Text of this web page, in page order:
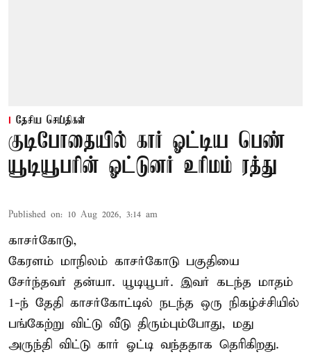
தேசிய செய்திகள்
குடிபோதையில் கார் ஓட்டிய பெண்
யூடியூபரின் ஓட்டுனர் உரிமம் ரத்து
Published on: 10 Aug 2026, 3:14 am
காசர்கோடு,
கேரளம் மாநிலம் காசர்கோடு பகுதியை
சேர்ந்தவர் தன்யா. யூடியூபர். இவர் கடந்த மாதம்
1-ந் தேதி காசர்கோட்டில் நடந்த ஒரு நிகழ்ச்சியில்
பங்கேற்று விட்டு வீடு திரும்பும்போது, மது
அருந்தி விட்டு கார் ஓட்டி வந்ததாக தெரிகிறது.